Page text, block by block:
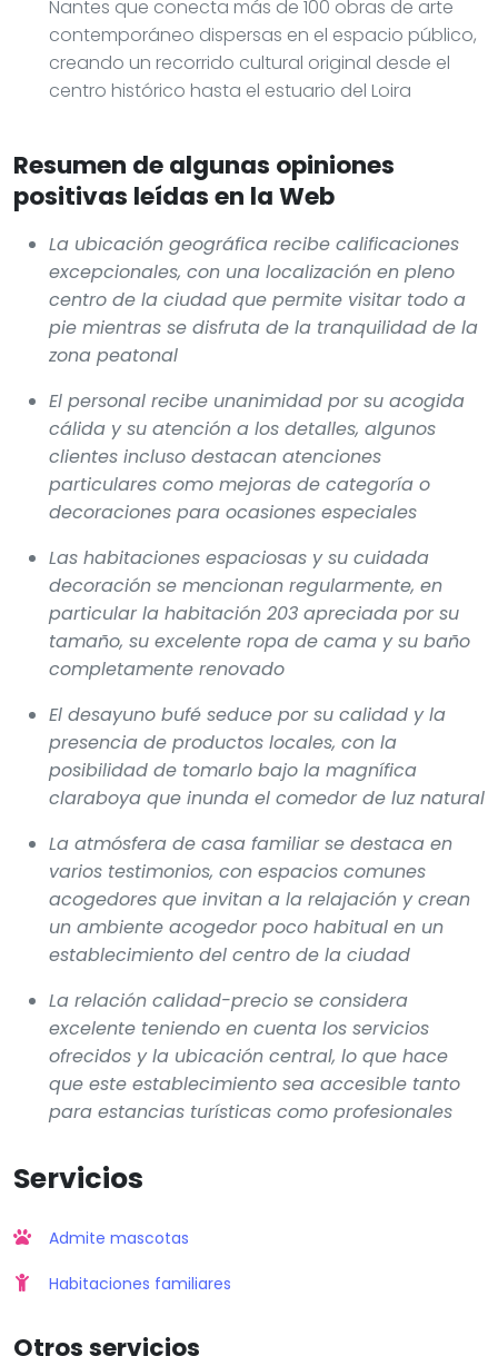
Nantes que conecta más de 100 obras de arte
contemporáneo dispersas en el espacio público,
creando un recorrido cultural original desde el
centro histórico hasta el estuario del Loira
Resumen de algunas opiniones
positivas leídas en la Web
La ubicación geográfica recibe calificaciones
excepcionales, con una localización en pleno
centro de la ciudad que permite visitar todo a
pie mientras se disfruta de la tranquilidad de la
zona peatonal
El personal recibe unanimidad por su acogida
cálida y su atención a los detalles, algunos
clientes incluso destacan atenciones
particulares como mejoras de categoría o
decoraciones para ocasiones especiales
Las habitaciones espaciosas y su cuidada
decoración se mencionan regularmente, en
particular la habitación 203 apreciada por su
tamaño, su excelente ropa de cama y su baño
completamente renovado
El desayuno bufé seduce por su calidad y la
presencia de productos locales, con la
posibilidad de tomarlo bajo la magnífica
claraboya que inunda el comedor de luz natural
La atmósfera de casa familiar se destaca en
varios testimonios, con espacios comunes
acogedores que invitan a la relajación y crean
un ambiente acogedor poco habitual en un
establecimiento del centro de la ciudad
La relación calidad-precio se considera
excelente teniendo en cuenta los servicios
ofrecidos y la ubicación central, lo que hace
que este establecimiento sea accesible tanto
para estancias turísticas como profesionales
Servicios
Admite mascotas
Habitaciones familiares
Otros servicios